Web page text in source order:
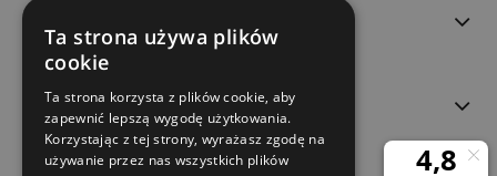
O NAS
Ta strona używa plików
cookie
Ta strona korzysta z plików cookie, aby
zapewnić lepszą wygodę użytkowania.
Korzystając z tej strony, wyrażasz zgodę na
używanie przez nas wszystkich plików